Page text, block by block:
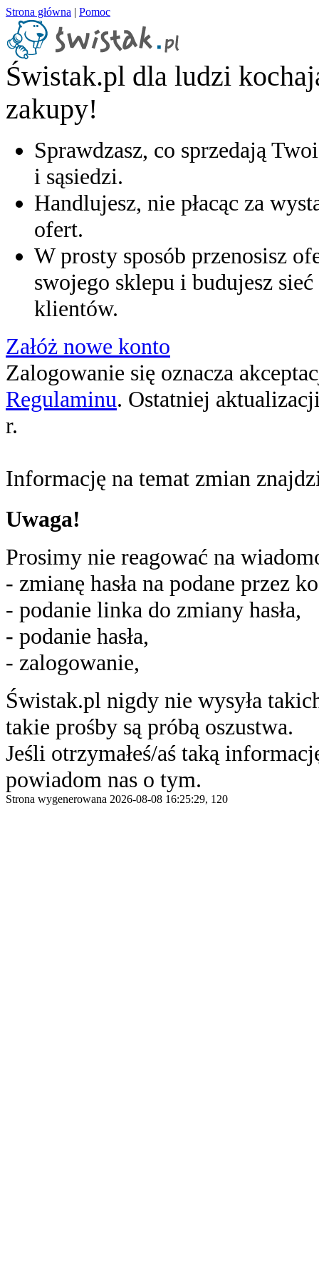
Strona główna | Pomoc
Świstak.pl dla ludzi
zakupy!
Sprawdzasz, co sprzedają
i sąsiedzi.
Handlujesz, nie płacąc za
ofert.
W prosty sposób przenosisz
swojego sklepu i budujesz sieć
klientów.
Załóż nowe konto
Zalogowanie się oznacza
Regulaminu. Ostatniej
r.
Informację na temat zmian
Uwaga!
Prosimy nie reagować na
- zmianę hasła na podane przez
- podanie linka do zmiany hasła,
- podanie hasła,
- zalogowanie,
Świstak.pl nigdy nie wysyła
takie prośby są próbą oszustwa.
Jeśli otrzymałeś/aś taką
powiadom nas o tym.
Strona wygenerowana 2026-08-08 16:25:29, 120